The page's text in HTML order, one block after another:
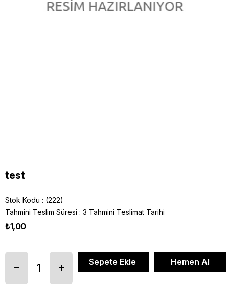
test
Stok Kodu
(222)
Tahmini Teslim Süresi : 3 Tahmini Teslimat Tarihi
₺1,00